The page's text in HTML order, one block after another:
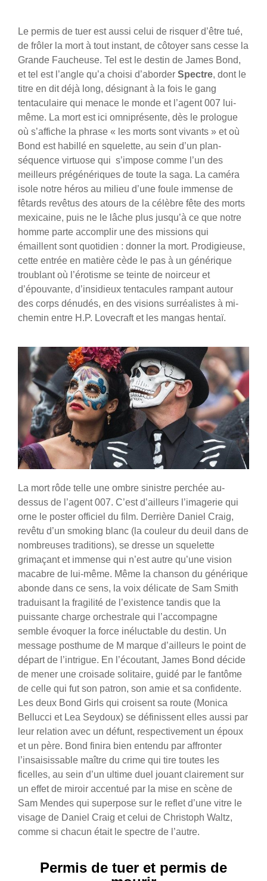
Le permis de tuer est aussi celui de risquer d’être tué,
de frôler la mort à tout instant, de côtoyer sans cesse la
Grande Faucheuse. Tel est le destin de James Bond,
et tel est l’angle qu’a choisi d’aborder Spectre, dont le
titre en dit déjà long, désignant à la fois le gang
tentaculaire qui menace le monde et l’agent 007 lui-
même. La mort est ici omniprésente, dès le prologue
où s’affiche la phrase « les morts sont vivants » et où
Bond est habillé en squelette, au sein d’un plan-
séquence virtuose qui s’impose comme l’un des
meilleurs prégénériques de toute la saga. La caméra
isole notre héros au milieu d’une foule immense de
fêtards revêtus des atours de la célèbre fête des morts
mexicaine, puis ne le lâche plus jusqu’à ce que notre
homme parte accomplir une des missions qui
émaillent sont quotidien : donner la mort. Prodigieuse,
cette entrée en matière cède le pas à un générique
troublant où l’érotisme se teinte de noirceur et
d’épouvante, d’insidieux tentacules rampant autour
des corps dénudés, en des visions surréalistes à mi-
chemin entre H.P. Lovecraft et les mangas hentaï.
La mort rôde telle une ombre sinistre perchée au-
dessus de l’agent 007. C’est d’ailleurs l’imagerie qui
orne le poster officiel du film. Derrière Daniel Craig,
revêtu d’un smoking blanc (la couleur du deuil dans de
nombreuses traditions), se dresse un squelette
grimaçant et immense qui n’est autre qu’une vision
macabre de lui-même. Même la chanson du générique
abonde dans ce sens, la voix délicate de Sam Smith
traduisant la fragilité de l’existence tandis que la
puissante charge orchestrale qui l’accompagne
semble évoquer la force inéluctable du destin. Un
message posthume de M marque d’ailleurs le point de
départ de l’intrigue. En l’écoutant, James Bond décide
de mener une croisade solitaire, guidé par le fantôme
de celle qui fut son patron, son amie et sa confidente.
Les deux Bond Girls qui croisent sa route (Monica
Bellucci et Lea Seydoux) se définissent elles aussi par
leur relation avec un défunt, respectivement un époux
et un père. Bond finira bien entendu par affronter
l’insaisissable maître du crime qui tire toutes les
ficelles, au sein d’un ultime duel jouant clairement sur
un effet de miroir accentué par la mise en scène de
Sam Mendes qui superpose sur le reflet d’une vitre le
visage de Daniel Craig et celui de Christoph Waltz,
comme si chacun était le spectre de l’autre.
Permis de tuer et permis de